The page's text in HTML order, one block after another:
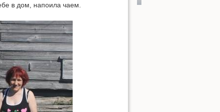
в дом, напоила чаем.